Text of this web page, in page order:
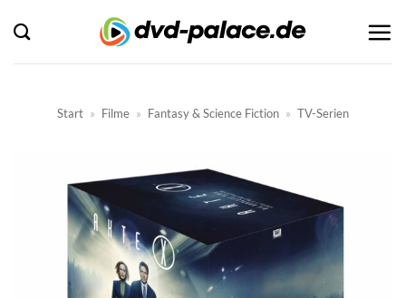
Inhalt
springen
Start » Filme » Fantasy & Science Fiction » TV-Serien